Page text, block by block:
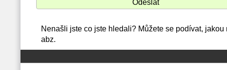
Nenašli jste co jste hledali? Můžete se podívat,
abz.